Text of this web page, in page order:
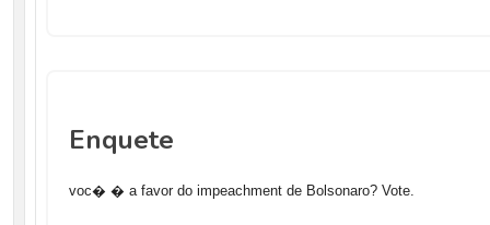
Enquete
voc� � a favor do impeachment de Bolsonaro? Vote.